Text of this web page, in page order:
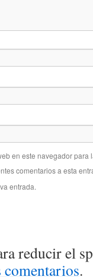
en este navegador para
comentarios a esta
entrada.
reducir el
comentarios.